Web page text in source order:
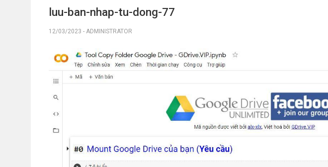
luu-ban-nhap-tu-dong-77
12/03/2023 - ADMINISTRATOR